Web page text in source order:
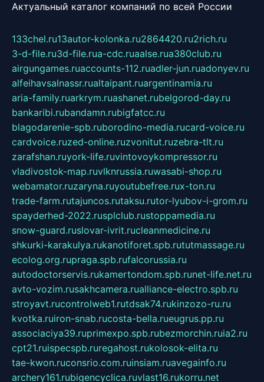
Актуальный каталог компаний по всей России
133chel.ru13autor-kolonka.ru2864420.ru2rich.ru
3-d-file.ru3d-file.rua-cdc.ruaalse.rua380club.ru
airgungames.ruaccounts-112.ruadler-jun.ruadonyev.ru
alfeihavsalnassr.rualtaipant.ruargentinamia.ru
aria-family.ruarkrym.ruashanet.rubelgorod-day.ru
bankaribi.rubandamn.rubigfatcc.ru
blagodarenie-spb.ruborodino-media.rucard-voice.ru
cardvoice.ruzed-online.ruzvonitut.ruzebra-tlt.ru
zarafshan.ruyork-life.ruvintovoykompressor.ru
vladivostok-map.ruvlknrussia.ruwasabi-shop.ru
webamator.ruzaryna.ruyoutubefree.rux-ton.ru
trade-farm.rutajuncos.rutaksu.rutor-lyubov-i-grom.ru
spayderhed-2022.rusplclub.rustoppamedia.ru
snow-guard.ruslovar-ivrit.rucleanmedicine.ru
shkurki-karakulya.rukanotiforet.spb.rututmassage.ru
ecolog.org.rupraga.spb.rufalcorussia.ru
autodoctorservis.rukamertondom.spb.runet-life.net.ru
avto-vozim.rusakhcamera.rualliance-electro.spb.ru
stroyavt.rucontrolweb1.rutdsak74.rukinzozo-ru.ru
kvotka.ruiron-snab.rucosta-bella.rueugrus.pp.ru
associaciya39.ruprimexpo.spb.rubezmorchin.ruia2.ru
cpt21.ruispecspb.ruregahost.rukolosok-elita.ru
tae-kwon.ruconsrio.com.ruinsiam.ruavegainfo.ru
archery161.rubigencyclica.ruvlast16.rukorru.net